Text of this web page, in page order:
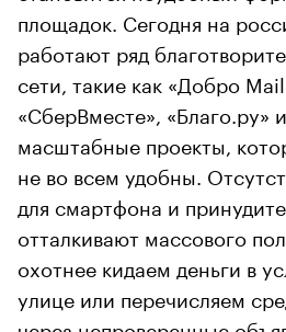
площадок. Сегодня на
работают ряд
сети, такие как «Добро
«СберВместе», «Благо.ру»
масштабные проекты,
не во всем удобны.
для смартфона и
отталкивают массового
охотнее кидаем деньги в
улице или перечисляем